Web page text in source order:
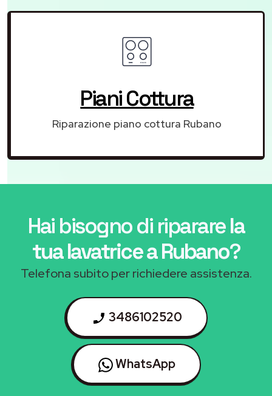
Piani Cottura
Riparazione piano cottura Rubano
Hai bisogno di ripararela
tua lavatrice a Rubano?
Telefona subito per richiedere assistenza.
3486102520
WhatsApp